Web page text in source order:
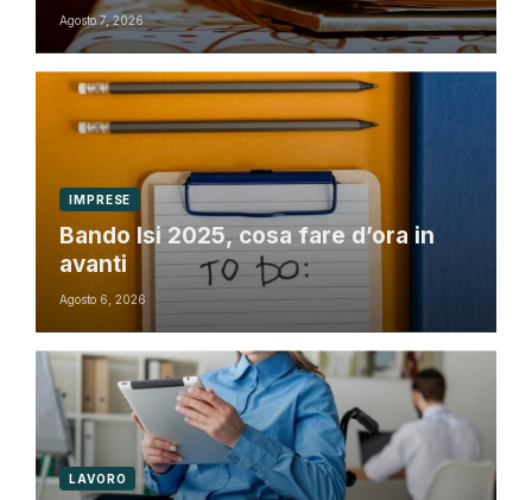
Agosto 7, 2026
IMPRESE
Bando Isi 2025, cosa fare d’ora in
avanti
Agosto 6, 2026
LAVORO